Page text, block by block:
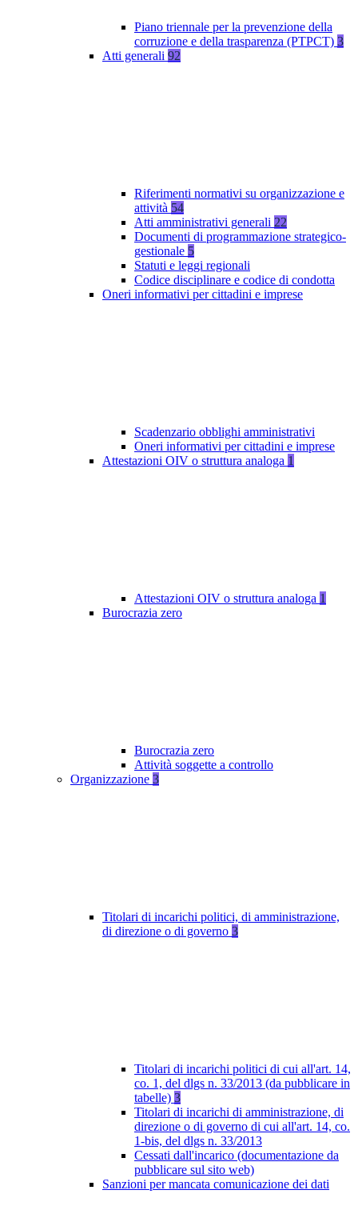
Piano triennale per la prevenzione della
corruzione e della trasparenza (PTPCT) 3
Atti generali 92
Riferimenti normativi su organizzazione e
attività 54
Atti amministrativi generali 22
Documenti di programmazione strategico-
gestionale 5
Statuti e leggi regionali
Codice disciplinare e codice di condotta
Oneri informativi per cittadini e imprese
Scadenzario obblighi amministrativi
Oneri informativi per cittadini e imprese
Attestazioni OIV o struttura analoga 1
Attestazioni OIV o struttura analoga 1
Burocrazia zero
Burocrazia zero
Attività soggette a controllo
Organizzazione 3
Titolari di incarichi politici, di amministrazione,
di direzione o di governo 3
Titolari di incarichi politici di cui all'art. 14,
co. 1, del dlgs n. 33/2013 (da pubblicare in
tabelle) 3
Titolari di incarichi di amministrazione, di
direzione o di governo di cui all'art. 14, co.
1-bis, del dlgs n. 33/2013
Cessati dall'incarico (documentazione da
pubblicare sul sito web)
Sanzioni per mancata comunicazione dei dati